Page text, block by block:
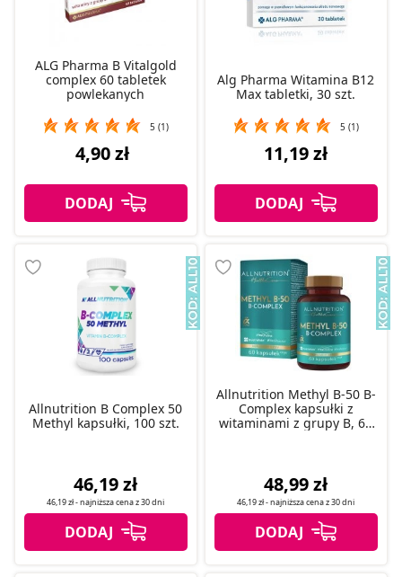
ALG Pharma B Vitalgold
complex 60 tabletek
powlekanych
5 (1)
4,90 zł
Alg Pharma Witamina B12
Max tabletki, 30 szt.
5 (1)
11,19 zł
Allnutrition B Complex 50
Methyl kapsułki, 100 szt.
46,19 zł
46,19 zł- najniższa cena z30 dni
Allnutrition Methyl B-50 B-
Complex kapsułki z
witaminami z grupy B, 60
48,99 zł
46,19 zł- najniższa cena z30 dni